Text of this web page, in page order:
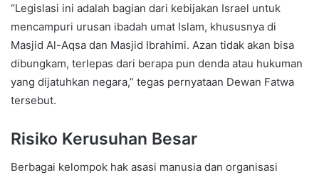
“Legislasi ini adalah bagian dari kebijakan Israel untuk
mencampuri urusan ibadah umat Islam, khususnya di
Masjid Al-Aqsa dan Masjid Ibrahimi. Azan tidak akan bisa
dibungkam, terlepas dari berapa pun denda atau hukuman
yang dijatuhkan negara,” tegas pernyataan Dewan Fatwa
tersebut.
Risiko Kerusuhan Besar
Berbagai kelompok hak asasi manusia dan organisasi